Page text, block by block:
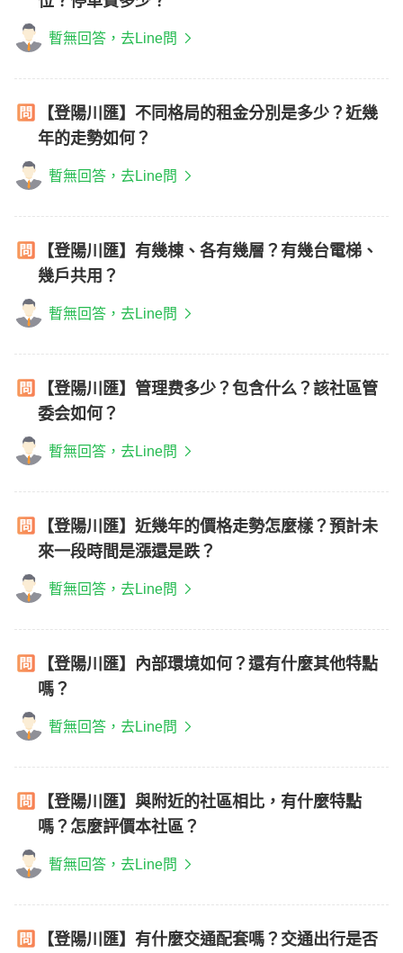
暫無回答，去Line問
【登陽川匯】不同格局的租金分別是多少？近幾
年的走勢如何？
暫無回答，去Line問
【登陽川匯】有幾棟、各有幾層？有幾台電梯、
幾戶共用？
暫無回答，去Line問
【登陽川匯】管理费多少？包含什么？該社區管
委会如何？
暫無回答，去Line問
【登陽川匯】近幾年的價格走勢怎麼樣？預計未
來一段時間是漲還是跌？
暫無回答，去Line問
【登陽川匯】內部環境如何？還有什麼其他特點
嗎？
暫無回答，去Line問
【登陽川匯】與附近的社區相比，有什麼特點
嗎？怎麼評價本社區？
暫無回答，去Line問
【登陽川匯】有什麼交通配套嗎？交通出行是否